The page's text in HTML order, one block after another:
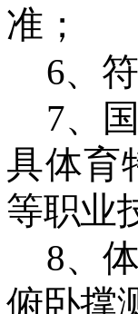
准；
6、
7、
具体育
等职业
8、
俯卧撑